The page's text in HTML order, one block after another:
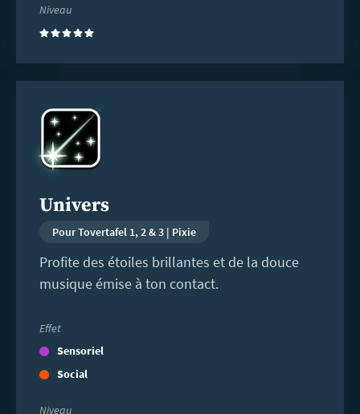
Niveau
(5)
Univers
Pour Tovertafel 1, 2 & 3 | Pixie
Profite des étoiles brillantes et de la douce
musique émise à ton contact.
Effet
Sensoriel
Social
Niveau
savoir